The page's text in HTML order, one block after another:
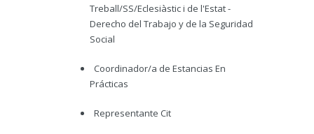
Treball/SS/Eclesiàstic i de l'Estat -
Derecho del Trabajo y de la Seguridad
Social
Coordinador/a de Estancias En
Prácticas
Representante Cit